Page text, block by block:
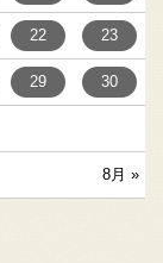
8月 »
22 23
29 30